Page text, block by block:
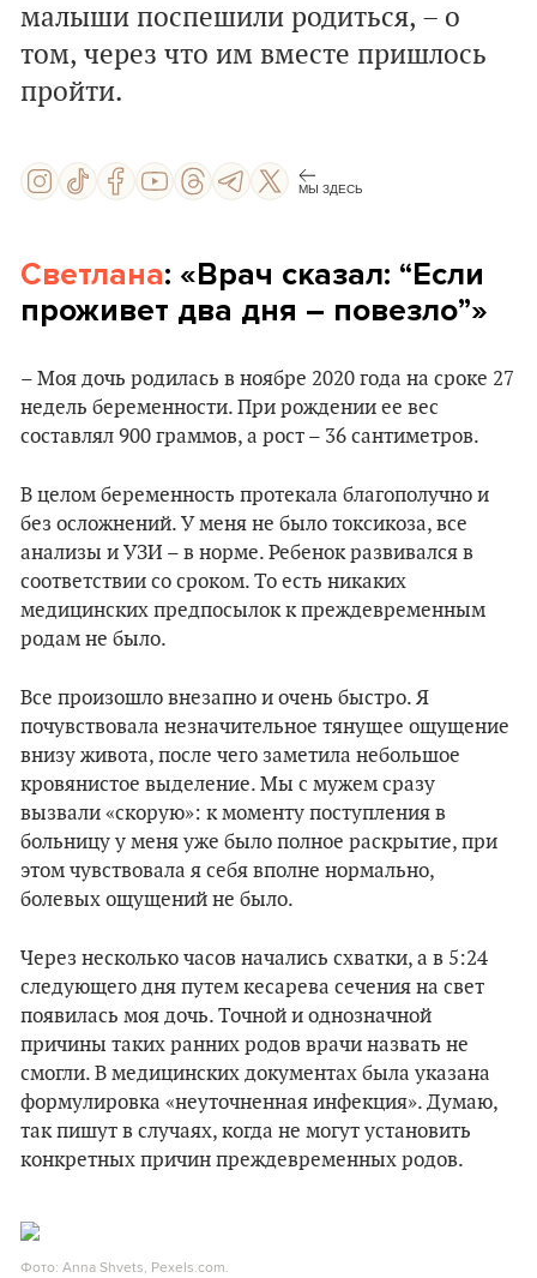
малыши поспешили родиться, – о
том, через что им вместе пришлось
пройти.
МЫ ЗДЕСЬ
Светлана: «Врач сказал: “Если
проживет два дня – повезло”»
– Моя дочь родилась в ноябре 2020 года на сроке 27
недель беременности. При рождении ее вес
составлял 900 граммов, а рост – 36 сантиметров.
В целом беременность протекала благополучно и
без осложнений. У меня не было токсикоза, все
анализы и УЗИ – в норме. Ребенок развивался в
соответствии со сроком. То есть никаких
медицинских предпосылок к преждевременным
родам не было.
Все произошло внезапно и очень быстро. Я
почувствовала незначительное тянущее ощущение
внизу живота, после чего заметила небольшое
кровянистое выделение. Мы с мужем сразу
вызвали «скорую»: к моменту поступления в
больницу у меня уже было полное раскрытие, при
этом чувствовала я себя вполне нормально,
болевых ощущений не было.
Через несколько часов начались схватки, а в 5:24
следующего дня путем кесарева сечения на свет
появилась моя дочь. Точной и однозначной
причины таких ранних родов врачи назвать не
смогли. В медицинских документах была указана
формулировка «неуточненная инфекция». Думаю,
так пишут в случаях, когда не могут установить
конкретных причин преждевременных родов.
Фото: Anna Shvets, Pexels.com.